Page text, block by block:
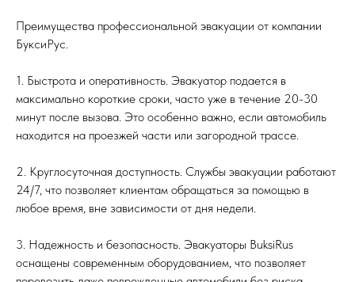
Преимущества профессиональной эвакуации от компании
БуксиРус.
1. Быстрота и оперативность. Эвакуатор подается в
максимально короткие сроки, часто уже в течение 20-30
минут после вызова. Это особенно важно, если автомобиль
находится на проезжей части или загородной трассе.
2. Круглосуточная доступность. Службы эвакуации работают
24/7, что позволяет клиентам обращаться за помощью в
любое время, вне зависимости от дня недели.
3. Надежность и безопасность. Эвакуаторы BuksiRus
оснащены современным оборудованием, что позволяет